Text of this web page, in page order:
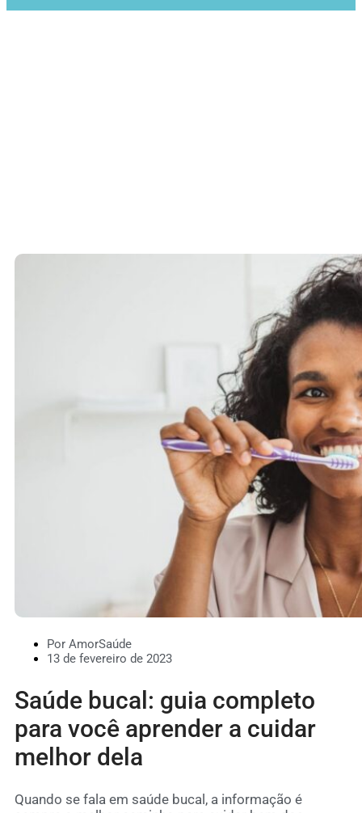
Por AmorSaúde
13 de fevereiro de 2023
Saúde bucal: guia completo
para você aprender a cuidar
melhor dela
Quando se fala em saúde bucal, a informação é